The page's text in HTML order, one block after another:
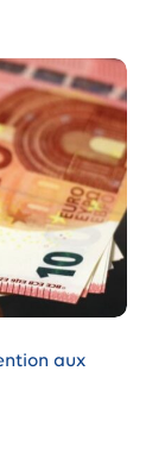
aux